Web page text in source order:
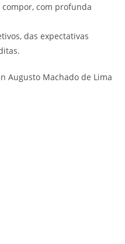
compor, com profunda
das expectativas
Augusto Machado de Lima